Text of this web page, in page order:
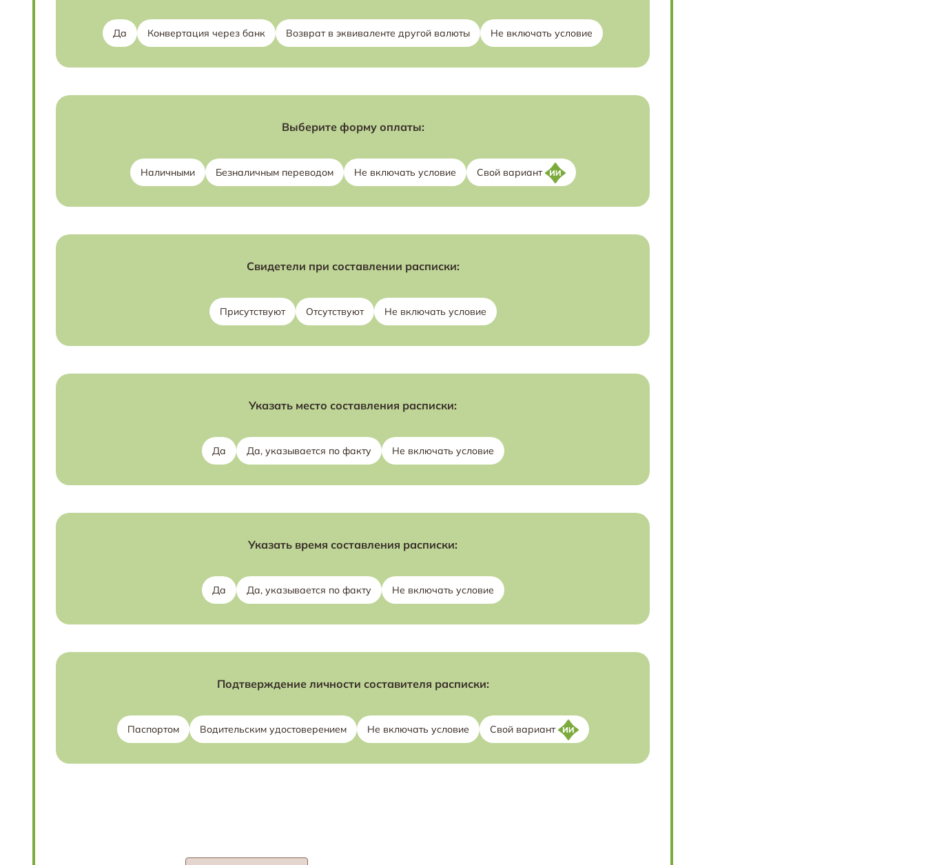
Да Конвертация через банк Возврат в эквиваленте другой валюты Не включать условие
Выберите форму оплаты:
Наличными Безналичным переводом Не включать условие Свой вариант
Свидетели при составлении расписки:
Присутствуют Отсутствуют Не включать условие
Указать место составления расписки:
Да Да, указывается по факту Не включать условие
Указать время составления расписки:
Да Да, указывается по факту Не включать условие
Подтверждение личности составителя расписки:
Паспортом Водительским удостоверением Не включать условие Свой вариант